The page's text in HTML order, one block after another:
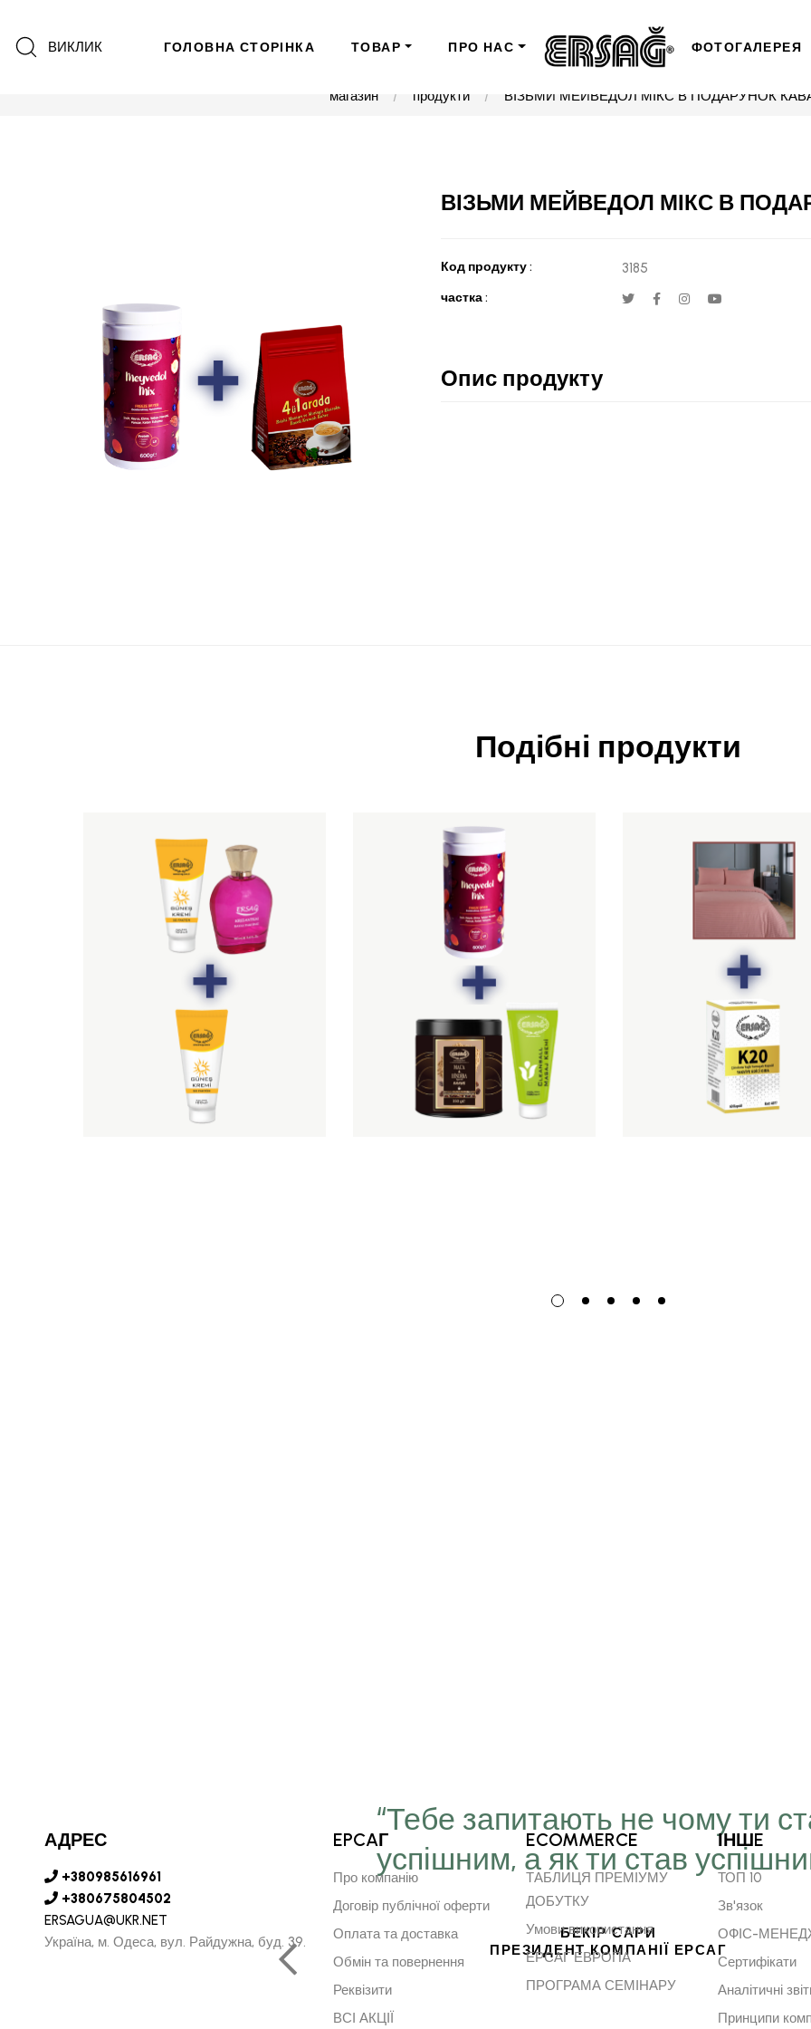
ВИКЛИК ГОЛОВНА СТОРІНКА ТОВАР ПРО НАС ФОТОГАЛЕРЕЯ
магазин продукти ВІЗЬМИ МЕЙВЕДОЛ МІКС В ПОДАРУНОК КАВА
ВІЗЬМИ МЕЙВЕДОЛ МІКС В
Код продукту : 3185
частка :
Опис продукту
Подібні продукти
в далечину та
за ним"
“Тебе запитають не чому ти
успішним, а як ти став
БЕКІР САРИ
ПРЕЗИДЕНТ КОМПАНІЇ ЕРСАГ
АДРЕС
+380985616961
+380675804502
ERSAGUA@UKR.NET
Україна, м. Одеса, вул. Райдужна, буд. 39.
EPCAГ
Про компанію
Договір публічної оферти
Оплата та доставка
Обмін та повернення
Реквізити
ВСІ АКЦІЇ
ECOMMERCE
ТАБЛИЦЯ ПРЕМІУМУ
ДОБУТКУ
Умови використання
ЕРСАГ ЕВРОПА
ПРОГРАМА СЕМІНАРУ
ІНШE
ТОП 10
Зв'язок
ОФІС-
Сертифікати
Аналітичні
Принципи